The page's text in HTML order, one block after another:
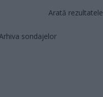
Arată rezultatele
sondajelor